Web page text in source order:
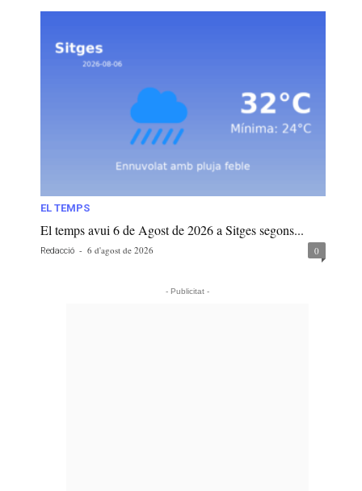
EL TEMPS
El temps avui 6 de Agost de 2026 a Sitges segons...
Redacció - 6 d'agost de 2026 0
- Publicitat -